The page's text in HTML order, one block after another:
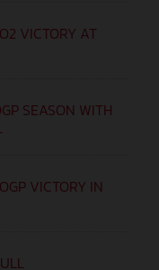
VICTORY AT
SEASON WITH
VICTORY IN